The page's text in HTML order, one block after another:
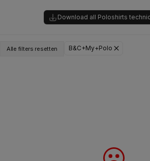
Download all Poloshirts
Alle filters resetten B&C+My+Polo